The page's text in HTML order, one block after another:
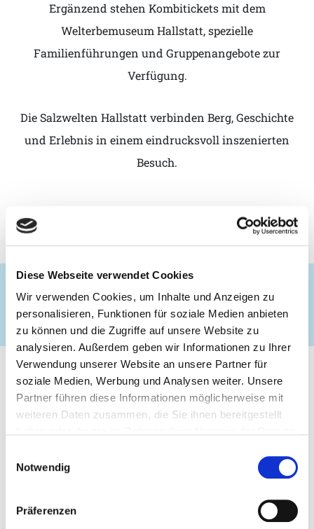
Diese Webseite verwendet Cookies
Wir verwenden Cookies, um Inhalte und Anzeigen zu
personalisieren, Funktionen für soziale Medien anbieten
zu können und die Zugriffe auf unsere Website zu
analysieren. Außerdem geben wir Informationen zu Ihrer
Verwendung unserer Website an unsere Partner für
soziale Medien, Werbung und Analysen weiter. Unsere
Partner führen diese Informationen möglicherweise mit
weiteren Daten zusammen, die Sie ihnen bereitgestellt
Notwendig
Präferenzen
Ergänzend stehen Kombitickets mit dem
Welterbemuseum Hallstatt, spezielle
Familienführungen und Gruppenangebote zur
Verfügung.
Die Salzwelten Hallstatt verbinden Berg, Geschichte
und Erlebnis in einem eindrucksvoll inszenierten
Besuch.
Preise Öffnungszeiten Anfahrt & Kontakt
Zu den Preisen
PARKTYP